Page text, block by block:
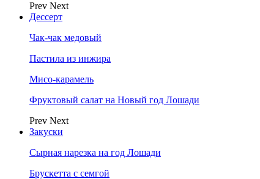
Prev Next
Дессерт
Чак-чак медовый
Пастила из инжира
Мисо-карамель
Фруктовый салат на Новый год Лошади
Prev Next
Закуски
Сырная нарезка на год Лошади
Брускетта с семгой